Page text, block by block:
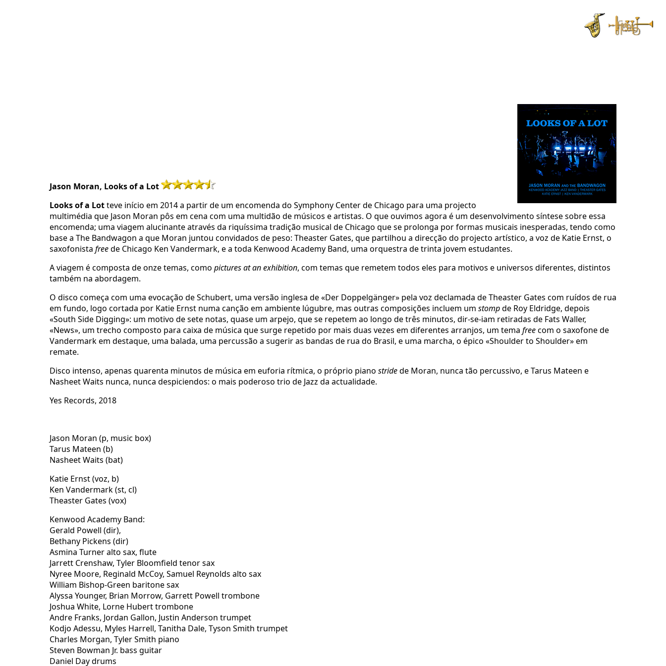
Jason Moran, Looks of a Lot
Looks of a Lotteve início em 2014 a partir de um encomenda do Symphony Center de Chicago para uma projecto
multimédia que Jason Moran pôs em cena com uma multidão de músicos e artistas. O que ouvimos agora é um desenvolvimento síntese sobre essa
encomenda; uma viagem alucinante através da riquíssima tradição musical de Chicago que se prolonga por formas musicais inesperadas, tendo como
base a The Bandwagon a que Moran juntou convidados de peso: Theaster Gates, que partilhou a direcção do projecto artístico, a voz de Katie Ernst, o
saxofonista freede Chicago Ken Vandermark, e a toda Kenwood Academy Band, uma orquestra de trinta jovem estudantes.
A viagem é composta de onze temas, como pictures at an exhibition, com temas que remetem todos eles para motivos e universos diferentes, distintos
também na abordagem.
O disco começa com uma evocação de Schubert, uma versão inglesa de «Der Doppelgänger» pela voz declamada de Theaster Gates com ruídos de rua
em fundo, logo cortada por Katie Ernst numa canção em ambiente lúgubre, mas outras composições incluem um stompde Roy Eldridge, depois
«South Side Digging»: um motivo de sete notas, quase um arpejo, que se repetem ao longo de três minutos, dir-se-iam retiradas de Fats Waller,
«News», um trecho composto para caixa de música que surge repetido por mais duas vezes em diferentes arranjos, um tema freecom o saxofone de
Vandermark em destaque, uma balada, uma percussão a sugerir as bandas de rua do Brasil, e uma marcha, o épico «Shoulder to Shoulder» em
remate.
Disco intenso, apenas quarenta minutos de música em euforia rítmica, o próprio piano stridede Moran, nunca tão percussivo, e Tarus Mateen e
Nasheet Waits nunca, nunca despiciendos: o mais poderoso trio de Jazz da actualidade.
Yes Records, 2018
Jason Moran (p, music box)
Tarus Mateen (b)
Nasheet Waits (bat)
Katie Ernst (voz, b)
Ken Vandermark (st, cl)
Theaster Gates (vox)
Kenwood Academy Band:
Gerald Powell (dir),
Bethany Pickens (dir)
Asmina Turner alto sax, flute
Jarrett Crenshaw, Tyler Bloomfield tenor sax
Nyree Moore, Reginald McCoy, Samuel Reynolds alto sax
William Bishop-Green baritone sax
Alyssa Younger, Brian Morrow, Garrett Powell trombone
Joshua White, Lorne Hubert trombone
Andre Franks, Jordan Gallon, Justin Anderson trumpet
Kodjo Adessu, Myles Harrell, Tanitha Dale, Tyson Smith trumpet
Charles Morgan, Tyler Smith piano
Steven Bowman Jr. bass guitar
Daniel Day drums